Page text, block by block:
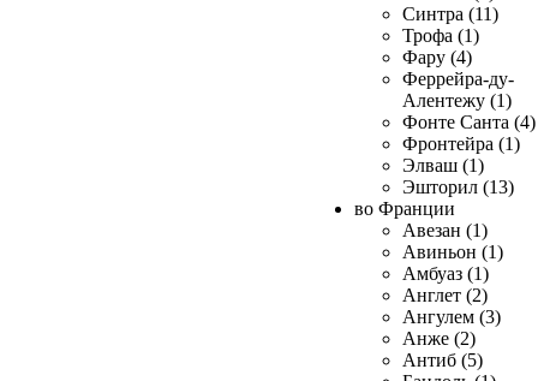
Синтра (11)
Трофа (1)
Фару (4)
Феррейра-ду-
Алентежу (1)
Фонте Санта (4)
Фронтейра (1)
Элваш (1)
Эшторил (13)
во Франции
Авезан (1)
Авиньон (1)
Амбуаз (1)
Англет (2)
Ангулем (3)
Анже (2)
Антиб (5)